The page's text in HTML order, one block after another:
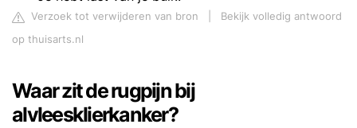
Verzoek tot verwijderen van bron
Bekijk volledig antwoord
op thuisarts.nl
Waar zit de rugpijn bij
alvleesklierkanker?